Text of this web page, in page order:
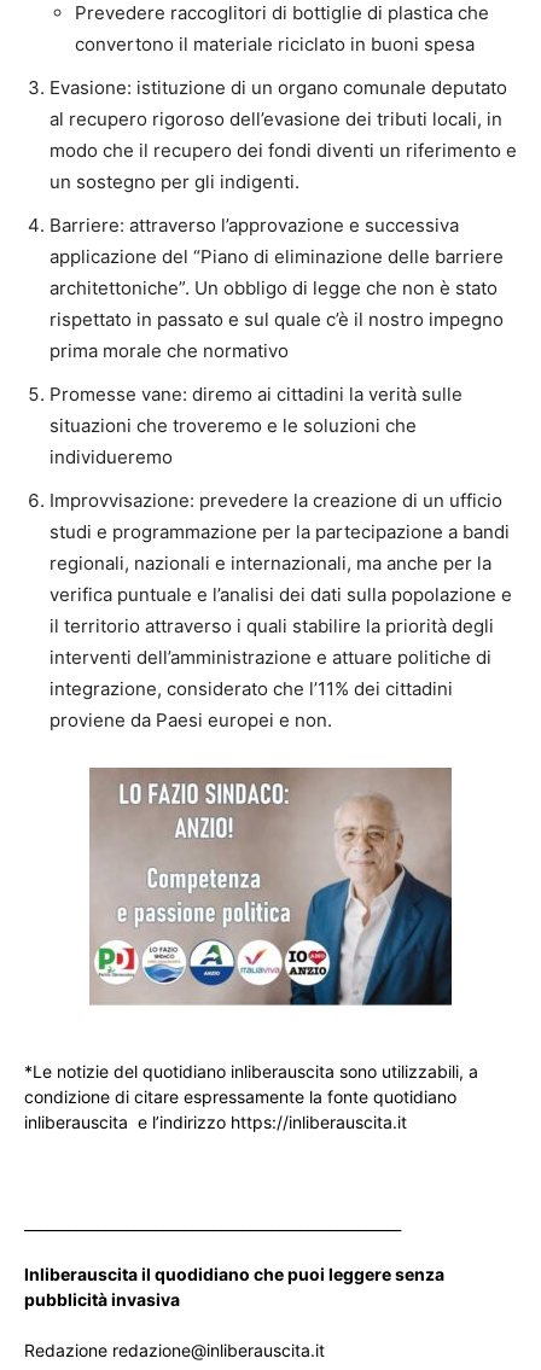
Prevedere raccoglitori di bottiglie di plastica che
convertono il materiale riciclato in buoni spesa
Evasione: istituzione di un organo comunale deputato
al recupero rigoroso dell’evasione dei tributi locali, in
modo che il recupero dei fondi diventi un riferimento e
un sostegno per gli indigenti.
Barriere: attraverso l’approvazione e successiva
applicazione del “Piano di eliminazione delle barriere
architettoniche”. Un obbligo di legge che non è stato
rispettato in passato e sul quale c’è il nostro impegno
prima morale che normativo
Promesse vane: diremo ai cittadini la verità sulle
situazioni che troveremo e le soluzioni che
individueremo
Improvvisazione: prevedere la creazione di un ufficio
studi e programmazione per la partecipazione a bandi
regionali, nazionali e internazionali, ma anche per la
verifica puntuale e l’analisi dei dati sulla popolazione e
il territorio attraverso i quali stabilire la priorità degli
interventi dell’amministrazione e attuare politiche di
integrazione, considerato che l’11% dei cittadini
proviene da Paesi europei e non.
*Le notizie del quotidiano inliberauscita sono utilizzabili, a
condizione di citare espressamente la fonte quotidiano
inliberauscita e l’indirizzo https://inliberauscita.it
Inliberauscita il quodidiano che puoi leggere senza
pubblicità invasiva
Redazione redazione@inliberauscita.it